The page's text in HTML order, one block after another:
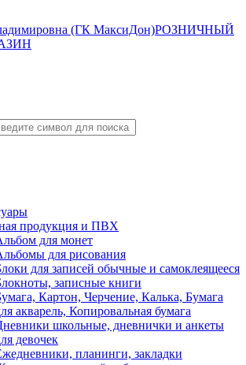
(ГК МаксиДон)РОЗНИЧНЫЙ
продукция и ПВХ
для монет
для рисования
для записей обычные и самоклеящееся
записные книги
Картон, Черчение, Калька, Бумага
акварель, Копировальная бумага
школьные, дневнички и анкеты
девочек
планинги, закладки